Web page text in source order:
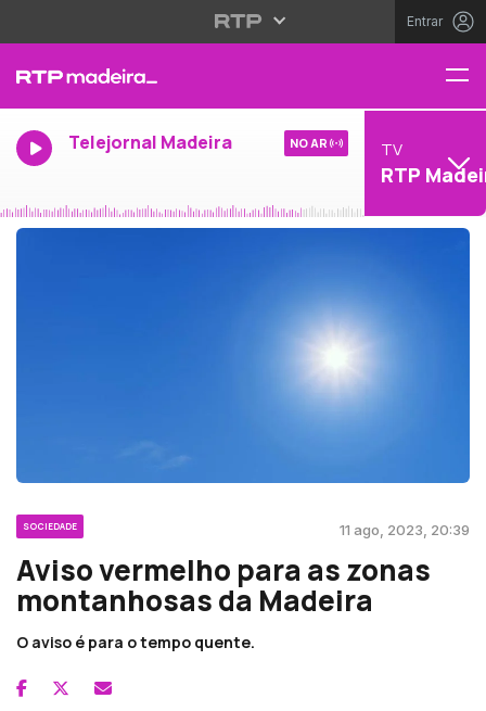
Entrar
Telejornal Madeira NO AR TV
RTP
SOCIEDADE 11 ago, 2023, 20:39
Aviso vermelho para as zonas
montanhosas da Madeira
O aviso é para o tempo quente.